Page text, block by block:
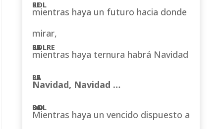
mientras haya un futuro hacia donde
mirar,
mientras haya ternura habrá Navidad
Navidad, Navidad …
Mientras haya un vencido dispuesto a